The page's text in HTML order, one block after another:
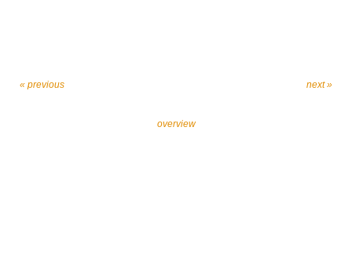
« previous
overview
next »